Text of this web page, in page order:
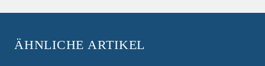
ÄHNLICHE ARTIKEL